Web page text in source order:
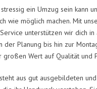
ein Umzug sein kann
wie möglich machen. Mit
unterstützen wir dich in
der Planung bis hin zur
großen Wert auf Qualität und
aus gut ausgebildeten